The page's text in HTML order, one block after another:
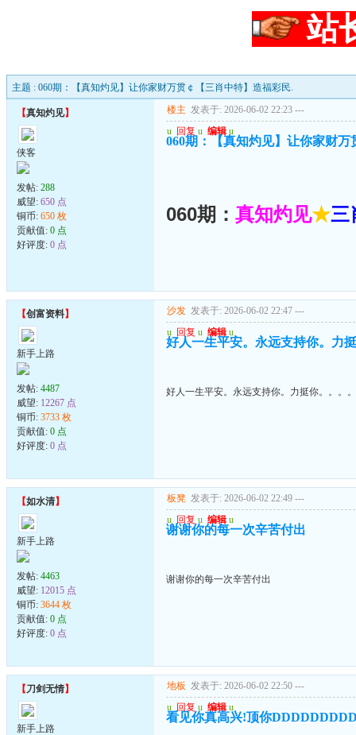
站
主题 : 060期：【真知灼见】让你家财万贯￠【三肖中特】造福彩民.
【真知灼见】
侠客
发帖: 288
威望: 650 点
铜币: 650 枚
贡献值: 0 点
好评度: 0 点
楼主 发表于: 2026-06-02 22:23 ---
u 回复 u 编辑 u
060期：【真知灼见】让你家财
060期： 真知灼见★三
【创富资料】
新手上路
发帖: 4487
威望: 12267 点
铜币: 3733 枚
贡献值: 0 点
好评度: 0 点
沙发 发表于: 2026-06-02 22:47 ---
u 回复 u 编辑 u
好人一生平安。永远支持你。力
好人一生平安。永远支持你。力挺你。。。
【如水清】
新手上路
发帖: 4463
威望: 12015 点
铜币: 3644 枚
贡献值: 0 点
好评度: 0 点
板凳 发表于: 2026-06-02 22:49 ---
u 回复 u 编辑 u
谢谢你的每一次辛苦付出
谢谢你的每一次辛苦付出
【刀剑无情】
新手上路
地板 发表于: 2026-06-02 22:50 ---
u 回复 u 编辑 u
看见你真高兴!顶你